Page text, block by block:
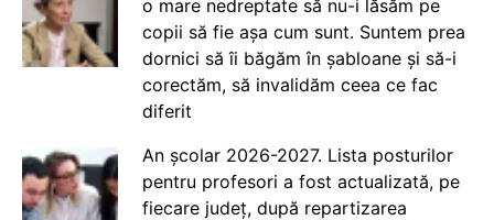
o mare nedreptate să nu-i lăsăm pe
copii să fie așa cum sunt. Suntem prea
dornici să îi băgăm în șabloane și să-i
corectăm, să invalidăm ceea ce fac
diferit
An școlar 2026-2027. Lista posturilor
pentru profesori a fost actualizată, pe
fiecare județ, după repartizarea